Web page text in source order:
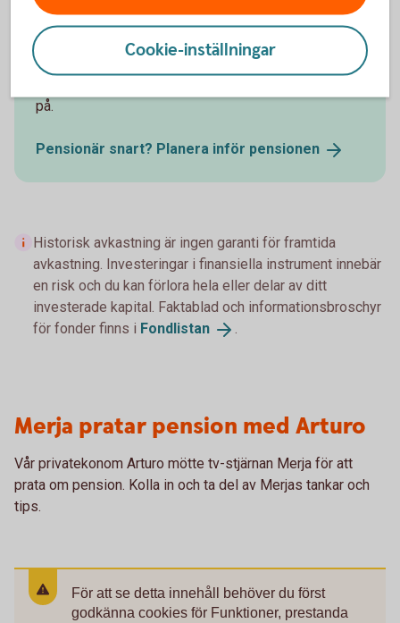
Snart gå i pension?
Ska du snart gå i pension? Funderar på hur du kan ta
ut olika delar av pensionen, hur det funkar med skatt
på.
Pensionär snart? Planera inför pensionen
Historisk avkastning är ingen garanti för framtida
avkastning. Investeringar i finansiella instrument innebär
en risk och du kan förlora hela eller delar av ditt
investerade kapital. Faktablad och informationsbroschyr
för fonder finns i Fondlistan .
Merja pratar pension med Arturo
Vår privatekonom Arturo mötte tv-stjärnan Merja för att
prata om pension. Kolla in och ta del av Merjas tankar och
tips.
För att se detta innehåll behöver du först
godkänna cookies för Funktioner, prestanda
Cookie-inställningar